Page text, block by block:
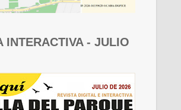
INTERACTIVA - JULIO